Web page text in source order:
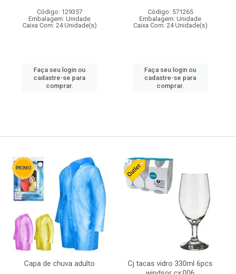
Código: 129357
Embalagem: Unidade
Caixa Com: 24 Unidade(s)
Faça seu login ou
cadastre-se para
comprar.
Código: 571265
Embalagem: Unidade
Caixa Com: 24 Unidade(s)
Faça seu login ou
cadastre-se para
comprar.
Capa de chuva adulto
Cj tacas vidro 330ml 6pcs